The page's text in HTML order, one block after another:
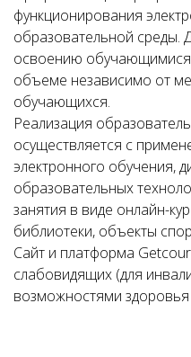
функционирования
образовательной среды.
освоению
объеме независимо от
обучающихся.
Реализация
осуществляется с
электронного обучения,
образовательных
занятия в виде онлайн-
библиотеки, объекты
Сайт и платформа
слабовидящих (для
возможностями